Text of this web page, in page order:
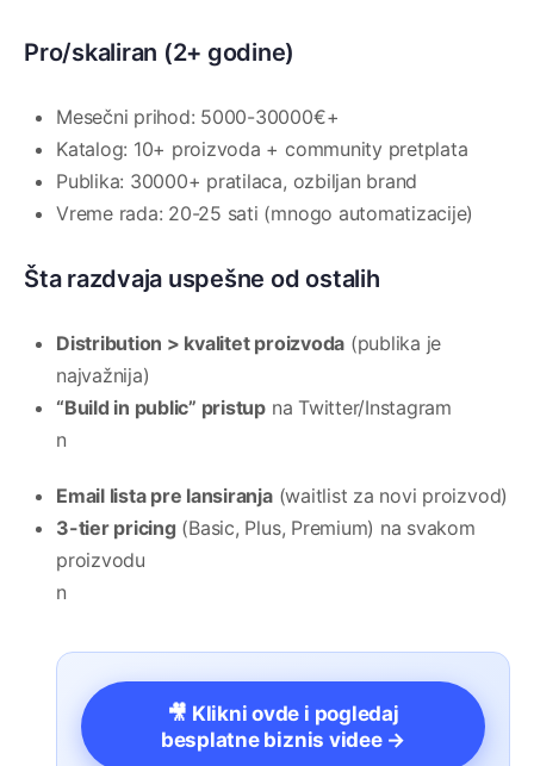
Pro/skaliran (2+ godine)
Mesečni prihod: 5000-30000€+
Katalog: 10+ proizvoda + community pretplata
Publika: 30000+ pratilaca, ozbiljan brand
Vreme rada: 20-25 sati (mnogo automatizacije)
Šta razdvaja uspešne od ostalih
Distribution > kvalitet proizvoda (publika je
najvažnija)
“Build in public” pristup na Twitter/Instagram
n
Email lista pre lansiranja(waitlist za novi proizvod)
3-tier pricing (Basic, Plus, Premium) na svakom
proizvodu
n
🎥 Klikni ovde i pogledaj
besplatne biznis videe →